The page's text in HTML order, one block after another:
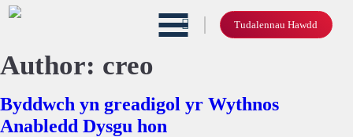
Tudalennau Hawdd
Author: creo
Byddwch yn greadigol yr Wythnos
Anabledd Dysgu hon